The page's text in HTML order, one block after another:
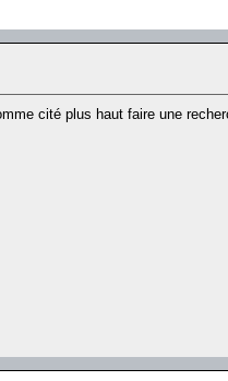
cité plus haut faire une